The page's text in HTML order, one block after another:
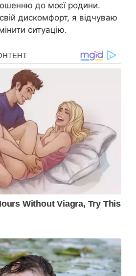
до моєї родини.
дискомфорт, я відчуваю
ситуацію.